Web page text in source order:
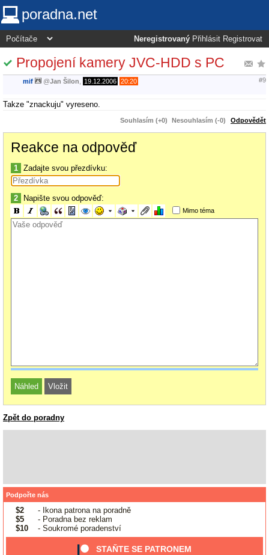
poradna.net
Neregistrovaný Přihlásit Registrovat
Propojení kamery JVC-HDD s PC
mif @Jan Šilon 19.12.2006 20:20 #9
Takze "znackuju" vyreseno.
Souhlasím (+0) Nesouhlasím (-0) Odpovědět
Reakce na odpověď
1 Zadajte svou přezdívku:
2 Napište svou odpověď:
Mimo téma
Zpět do poradny
Podpořte nás
$2
- Ikona patrona na poradně
$5
- Poradna bez reklam
$10
- Soukromé poradenství
STAŇTE SE PATRONEM